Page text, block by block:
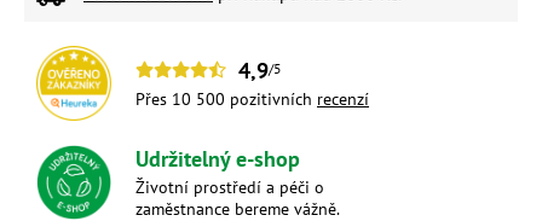
4,9/5
Přes 10 500 pozitivních recenzí
Udržitelný e-shop
Životní prostředí a péči o
zaměstnance bereme vážně.